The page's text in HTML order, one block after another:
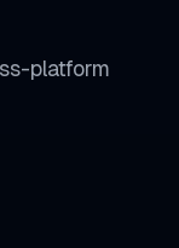
platform